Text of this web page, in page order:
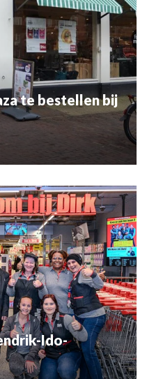
te bestellen bij
Ido-